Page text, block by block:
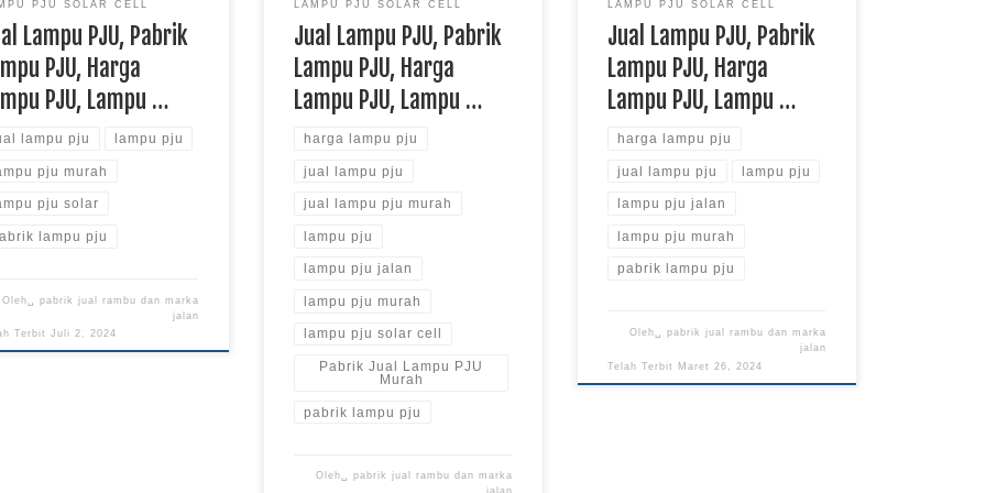
PJU SOLAR CELL
Lampu PJU, Pabrik
PJU, Harga
PJU, Lampu …
lampu pju lampu pju
pju murah
pju solar
lampu pju
Oleh␣ pabrik jual rambu dan marka
jalan
TerbitJuli 2, 2024
LAMPU PJU SOLAR CELL
Jual Lampu PJU, Pabrik
Lampu PJU, Harga
Lampu PJU, Lampu …
harga lampu pju
jual lampu pju
jual lampu pju murah
lampu pju
lampu pju jalan
lampu pju murah
lampu pju solar cell
Pabrik Jual Lampu PJU
Murah
pabrik lampu pju
Oleh␣ pabrik jual rambu dan marka
LAMPU PJU SOLAR CELL
Jual Lampu PJU, Pabrik
Lampu PJU, Harga
Lampu PJU, Lampu …
harga lampu pju
jual lampu pju lampu pju
lampu pju jalan
lampu pju murah
pabrik lampu pju
Oleh␣ pabrik jual rambu dan marka
jalan
Telah Terbit Maret 26, 2024